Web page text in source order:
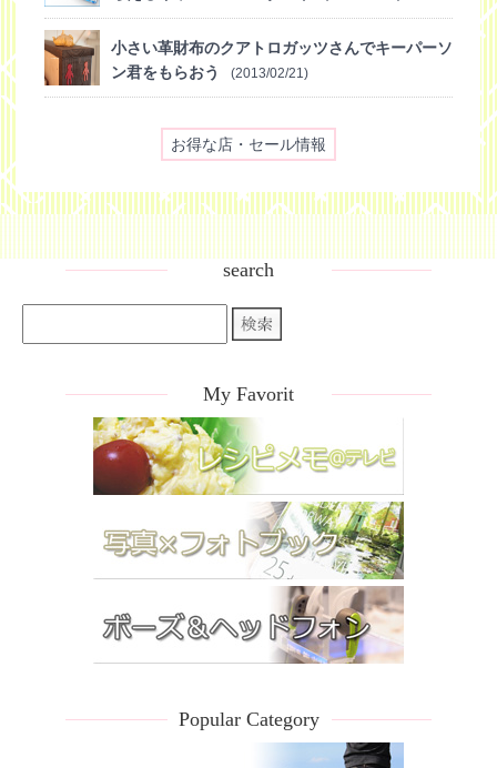
小さい革財布のクアトロガッツさんでキーパーソ
ン君をもらおう
(2013/02/21)
お得な店・セール情報
search
My Favorit
Popular Category